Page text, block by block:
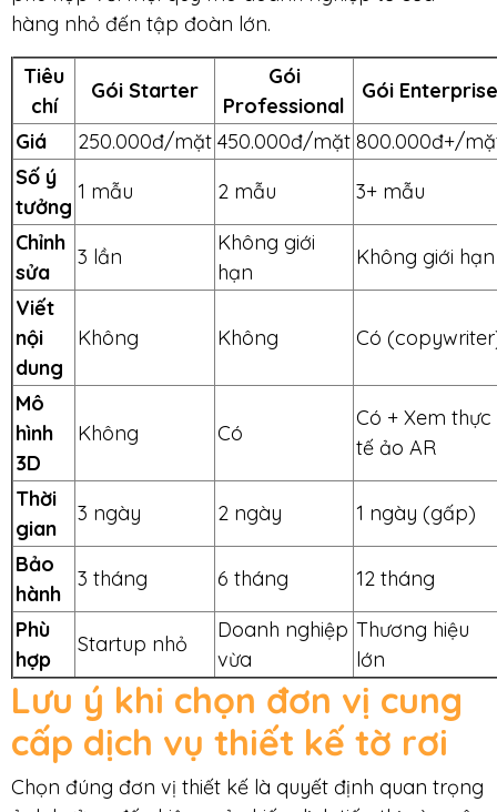
hàng nhỏ đến tập đoàn lớn.
Tiêu
chí
Gói Starter
Gói
Professional
Gói Enterprise
Giá
250.000đ/mặt 450.000đ/mặt 800.000đ+/
Số ý
tưởng
1 mẫu 2 mẫu
3+ mẫu
Chỉnh
sửa
3 lần
Không giới
hạn
Không giới hạn
Viết
nội
dung
Không Không Có
Mô
hình
3D
Không Có
Có + Xem thực
tế ảo AR
Thời
gian
3 ngày 2 ngày
1 ngày (gấp)
Bảo
hành
3 tháng 6 tháng
12 tháng
Phù
hợp
Startup nhỏ
Doanh nghiệp
vừa
Thương hiệu
lớn
Lưu ý khi chọn đơn vị cung
cấp dịch vụ thiết kế tờ rơi
Chọn đúng đơn vị thiết kế là quyết định quan trọng